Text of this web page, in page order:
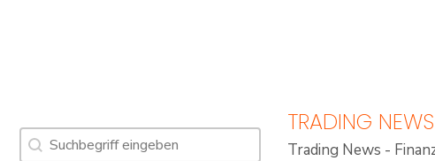
Suche
Search content
TRADING NEWS
Trading News -